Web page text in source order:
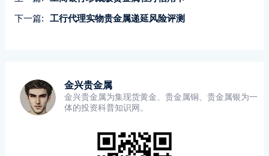
下一篇:
工行代理实物贵金属递延风险评测
金兴贵金属
金兴贵金属为集现货黄金、贵金属铜、贵金属银为一
体的投资科普知识网。